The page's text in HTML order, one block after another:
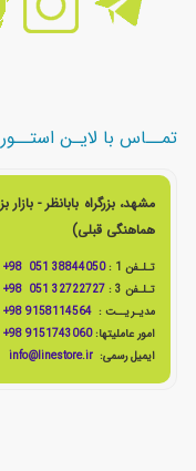
تمــاس با لایـن استــور
هماهنگی قبلی)
تـلـفن 1 : 38844050 051 98+
تـلـفن 3 :
32722727 051 98+
مدیـریــت :9158114564 98+
امور عاملیتها:9151743060 98+
ایمیل رسمی: info@linestore.ir